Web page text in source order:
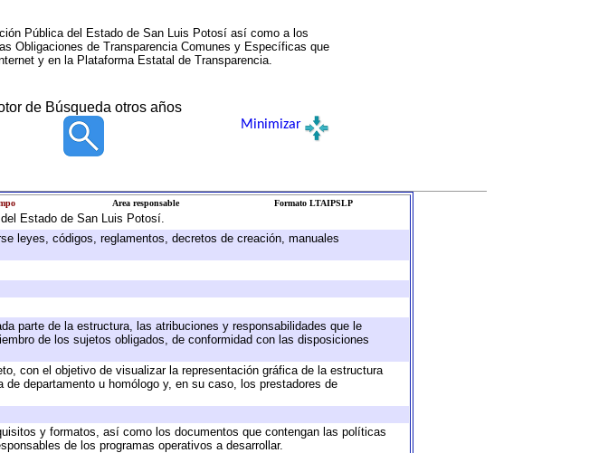
Pública del Estado de San Luis Potosí así como a los
Obligaciones de Transparencia Comunes y Específicas que
y en la Plataforma Estatal de Transparencia.
de Búsqueda otros años
Minimizar
Area responsable Formato LTAIPSLP
Estado de San Luis Potosí.
leyes, códigos, reglamentos, decretos de creación, manuales
parte de la estructura, las atribuciones y responsabilidades que le
de los sujetos obligados, de conformidad con las disposiciones
con el objetivo de visualizar la representación gráfica de la estructura
departamento u homólogo y, en su caso, los prestadores de
y formatos, así como los documentos que contengan las políticas
de los programas operativos a desarrollar.